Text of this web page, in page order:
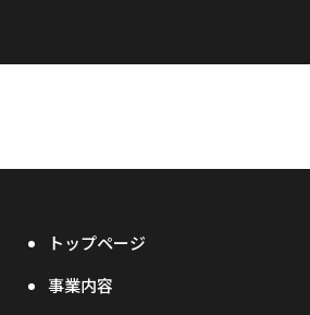
トップページ
事業内容